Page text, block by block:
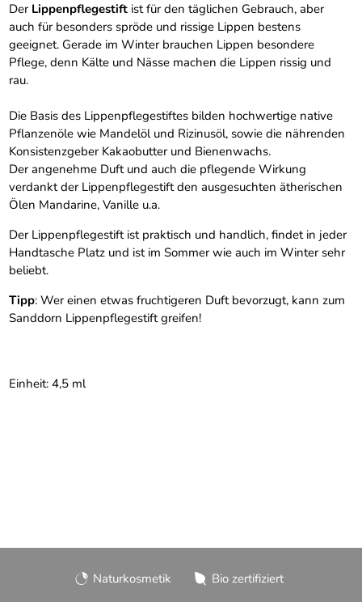
Der Lippenpflegestift ist für den täglichen Gebrauch, aber
auch für besonders spröde und rissige Lippen bestens
geeignet. Gerade im Winter brauchen Lippen besondere
Pflege, denn Kälte und Nässe machen die Lippen rissig und
rau.
Die Basis des Lippenpflegestiftes bilden hochwertige native
Pflanzenöle wie Mandelöl und Rizinusöl, sowie die nährenden
Konsistenzgeber Kakaobutter und Bienenwachs.
Der angenehme Duft und auch die pflegende Wirkung
verdankt der Lippenpflegestift den ausgesuchten ätherischen
Ölen Mandarine, Vanille u.a.
Der Lippenpflegestift ist praktisch und handlich, findet in jeder
Handtasche Platz und ist im Sommer wie auch im Winter sehr
beliebt.
Tipp: Wer einen etwas fruchtigeren Duft bevorzugt, kann zum
Sanddorn Lippenpflegestift greifen!
Einheit: 4,5 ml
Naturkosmetik
Bio zertifiziert